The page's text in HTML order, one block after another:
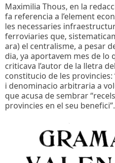
Maximilia Thous, en la
fa referencia a l’element
les necessaries
ferroviaries que,
ara) el centralisme, a pesar
dia, ya aportavem mes de lo
criticava l’autor de la lletra
constitucio de les provincies:
i denominacio arbitraria a
que acusa de sembrar
provincies en el seu benefici”.